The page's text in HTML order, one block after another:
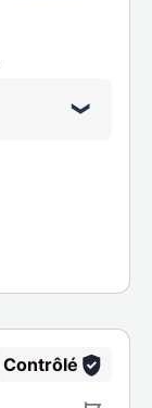
Contrôlé